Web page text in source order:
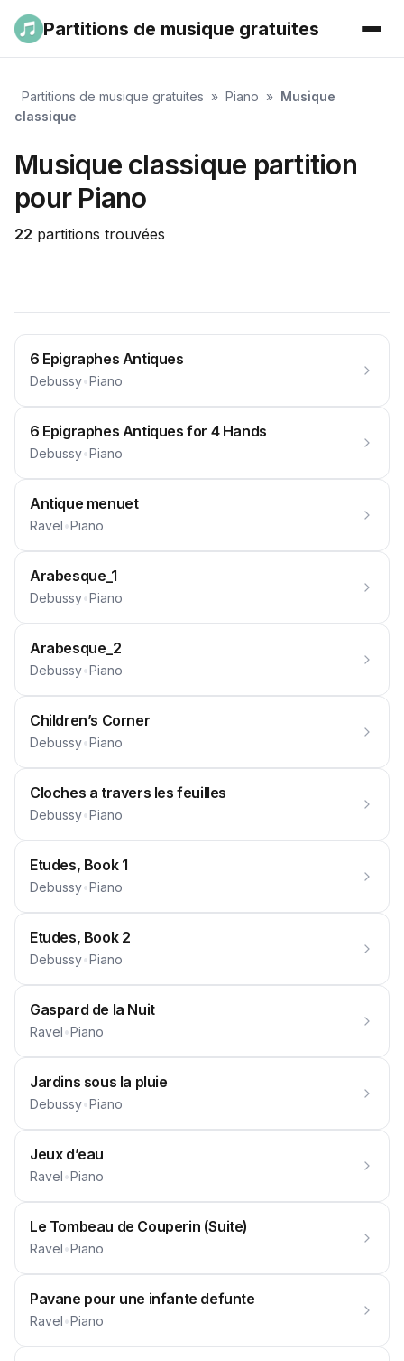
Partitions de musique gratuites
Partitions de musique gratuites » Piano » Musique
classique
Musique classique partition
pour Piano
22 partitions trouvées
6 Epigraphes Antiques
Debussy•Piano
6 Epigraphes Antiques for 4 Hands
Debussy•Piano
Antique menuet
Ravel•Piano
Arabesque_1
Debussy•Piano
Arabesque_2
Debussy•Piano
Children’s Corner
Debussy•Piano
Cloches a travers les feuilles
Debussy•Piano
Etudes, Book 1
Debussy•Piano
Etudes, Book 2
Debussy•Piano
Gaspard de la Nuit
Ravel•Piano
Jardins sous la pluie
Debussy•Piano
Jeux d’eau
Ravel•Piano
Le Tombeau de Couperin (Suite)
Ravel•Piano
Pavane pour une infante defunte
Ravel•Piano